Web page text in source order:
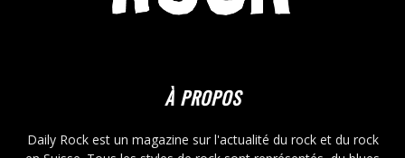
À PROPOS
Daily Rock est un magazine sur l'actualité du rock et du rock